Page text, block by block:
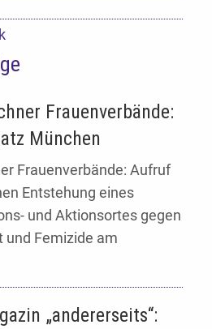
Frauenverbände:
München
Frauenverbände: Aufruf
Entstehung eines
und Aktionsortes gegen
und Femizide am
„andererseits“: